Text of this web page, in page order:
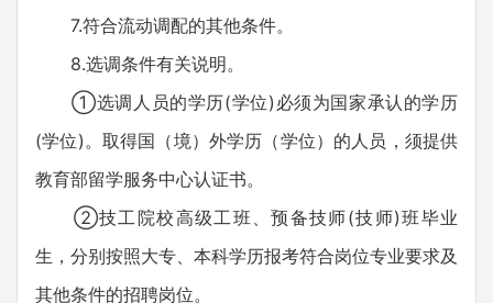
7.符合流动调配的其他条件。
8.选调条件有关说明。
①选调人员的学历(学位)必须为国家承认的学历
(学位)。取得国（境）外学历（学位）的人员，须提供
教育部留学服务中心认证书。
②技工院校高级工班、预备技师(技师)班毕业
生，分别按照大专、本科学历报考符合岗位专业要求及
其他条件的招聘岗位。